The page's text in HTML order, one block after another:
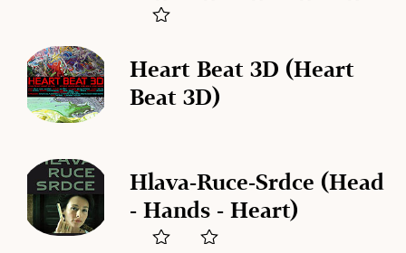
Heart Beat 3D (Heart
Beat 3D)
Hlava-Ruce-Srdce (Head
- Hands - Heart)